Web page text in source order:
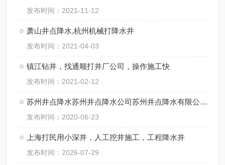
发布时间：2021-11-12
萧山井点降水,杭州机械打降水井
发布时间：2021-04-03
镇江钻井，找通顺打井厂公司，操作施工快
发布时间：2021-02-12
苏州井点降水苏州井点降水公司苏州井点降水有限公司通泉降水公司
发布时间：2020-06-23
上海打民用小深井，人工挖井施工，工程降水井
发布时间：2026-07-29